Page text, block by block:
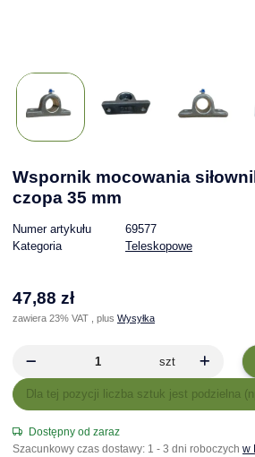
Wspornik mocowania
czopa 35 mm
Numer artykułu
69577
Kategoria
Teleskopowe
47,88 zł
zawiera 23% VAT , plus Wysyłka
szt
xDla tej pozycji liczba sztuk jest podzielna
Dostępny od zaraz
Szacunkowy czas dostawy: 1 - 3 dni roboczych w